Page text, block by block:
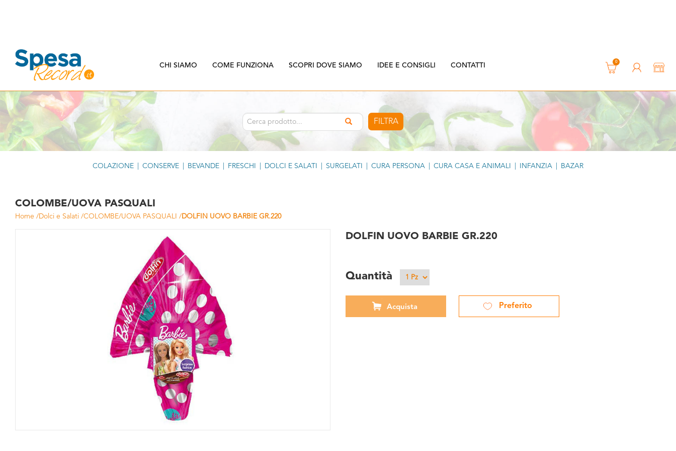
CHI SIAMO COME FUNZIONA SCOPRI DOVE SIAMO IDEE E CONSIGLI CONTATTI 0
FILTRA
COLAZIONE CONSERVE BEVANDE FRESCHI DOLCI E SALATI SURGELATI CURA PERSONA CURA CASA E ANIMALI INFANZIA BAZAR
COLOMBE/UOVA PASQUALI
Home /Dolci e Salati /COLOMBE/UOVA PASQUALI /DOLFIN UOVO BARBIE GR.220
DOLFIN UOVO BARBIE GR.220
Quantità
Acquista Preferito